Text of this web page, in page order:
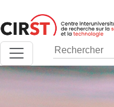
au
contenu